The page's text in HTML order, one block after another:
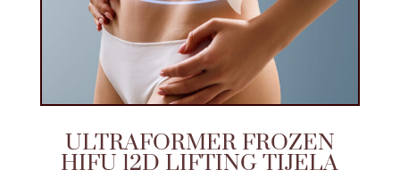
ULTRAFORMER FROZEN
HIFU 12D LIFTING TIJELA